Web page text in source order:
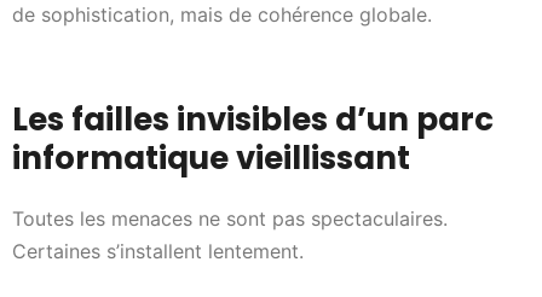
de sophistication, mais de cohérence globale.
Les failles invisibles d’un parc
informatique vieillissant
Toutes les menaces ne sont pas spectaculaires.
Certaines s’installent lentement.